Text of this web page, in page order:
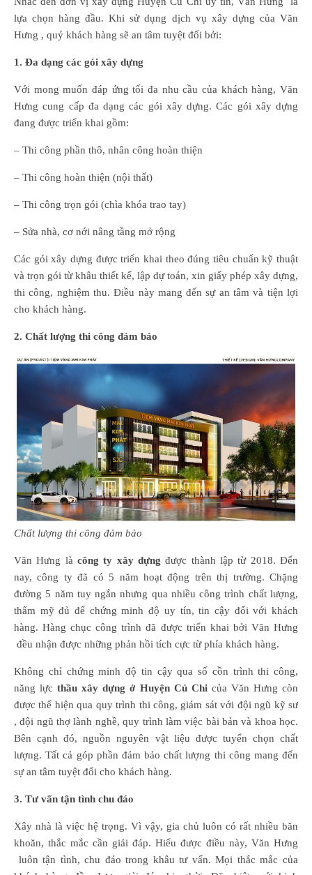
lựa chọn hàng đầu. Khi sử dụng dịch vụ xây dựng của Văn
Hưng , quý khách hàng sẽ an tâm tuyệt đối bởi:
1. Đa dạng các gói xây dựng
Với mong muốn đáp ứng tối đa nhu cầu của khách hàng, Văn
Hưng cung cấp đa dạng các gói xây dựng. Các gói xây dựng
đang được triển khai gồm:
– Thi công phần thô, nhân công hoàn thiện
– Thi công hoàn thiện (nội thất)
– Thi công trọn gói (chìa khóa trao tay)
– Sửa nhà, cơ nới nâng tầng mở rộng
Các gói xây dựng được triển khai theo đúng tiêu chuẩn kỹ thuật
và trọn gói từ khâu thiết kế, lập dự toán, xin giấy phép xây dựng,
thi công, nghiệm thu. Điều này mang đến sự an tâm và tiện lợi
cho khách hàng.
2. Chất lượng thi công đảm bảo
Chất lượng thi công đảm bảo
Văn Hưng là công ty xây dựngđược thành lập từ 2018. Đến
nay, công ty đã có 5 năm hoạt động trên thị trường. Chặng
đường 5 năm tuy ngắn nhưng qua nhiều công trình chất lượng,
thẩm mỹ đủ để chứng minh độ uy tín, tin cậy đối với khách
hàng. Hàng chục công trình đã được triển khai bởi Văn Hưng
đều nhận được những phản hồi tích cực từ phía khách hàng.
Không chỉ chứng minh độ tin cậy qua số cồn trình thi công,
năng lựcthầu xây dựng ở Huyện Củ Chi của Văn Hưng còn
được thể hiện qua quy trình thi công, giám sát với đội ngũ kỹ sư
, đội ngũ thợ lành nghề, quy trình làm việc bài bản và khoa học.
Bên cạnh đó, nguồn nguyên vật liệu được tuyển chọn chất
lượng. Tất cả góp phần đảm bảo chất lượng thi công mang đến
sự an tâm tuyệt đối cho khách hàng.
3. Tư vấn tận tình chu đáo
Xây nhà là việc hệ trọng. Vì vậy, gia chủ luôn có rất nhiều băn
khoăn, thắc mắc cần giải đáp. Hiểu được điều này, Văn Hưng
luôn tận tình, chu đáo trong khâu tư vấn. Mọi thắc mắc của